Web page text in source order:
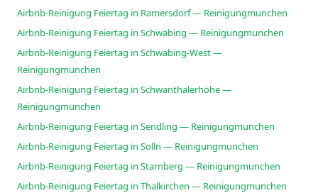
Airbnb-Reinigung Feiertag in Ramersdorf — Reinigungmunchen
Airbnb-Reinigung Feiertag in Schwabing — Reinigungmunchen
Airbnb-Reinigung Feiertag in Schwabing-West —
Reinigungmunchen
Airbnb-Reinigung Feiertag in Schwanthalerhöhe —
Reinigungmunchen
Airbnb-Reinigung Feiertag in Sendling — Reinigungmunchen
Airbnb-Reinigung Feiertag in Solln — Reinigungmunchen
Airbnb-Reinigung Feiertag in Starnberg — Reinigungmunchen
Airbnb-Reinigung Feiertag in Thalkirchen — Reinigungmunchen